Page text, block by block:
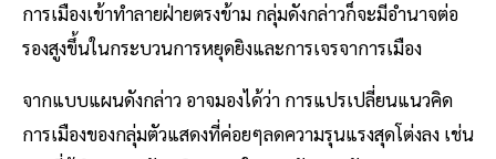
การเมืองเข้าทำลายฝ่ายตรงข้าม กลุ่มดังกล่าวก็จะมีอำนาจต่อ
รองสูงขึ้นในกระบวนการหยุดยิงและการเจรจาการเมือง
จากแบบแผนดังกล่าว อาจมองได้ว่า การแปรเปลี่ยนแนวคิด
การเมืองของกลุ่มตัวแสดงที่ค่อยๆลดความรุนแรงสุดโต่งลง เช่น